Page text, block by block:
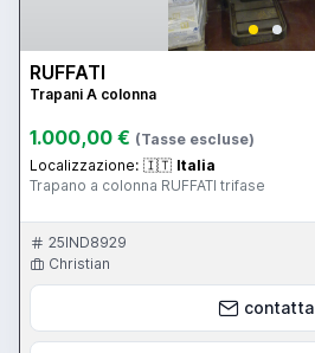
RUFFATI
Trapani A colonna
1.000,00 € (Tasse escluse)
Localizzazione: 🇮🇹 Italia
Trapano a colonna RUFFATI trifase
25IND8929
Christian
contatta